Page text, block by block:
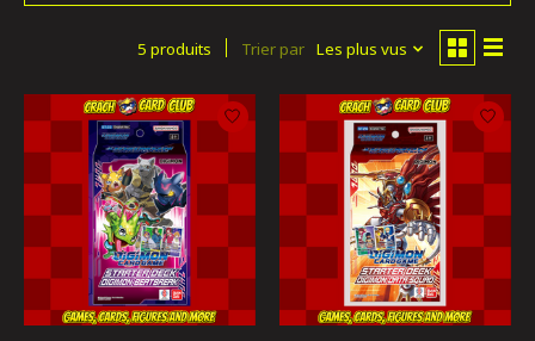
5 produits Trier par Les plus vus